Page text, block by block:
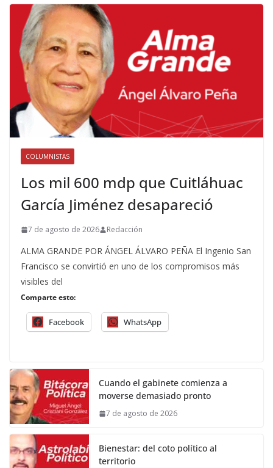
COLUMNISTAS
Los mil 600 mdp que Cuitláhuac
García Jiménez desapareció
7 de agosto de 2026 Redacción
ALMA GRANDE POR ÁNGEL ÁLVARO PEÑA El Ingenio San
Francisco se convirtió en uno de los compromisos más
visibles del
Comparte esto:
Facebook WhatsApp
Cuando el gabinete comienza a
moverse demasiado pronto
7 de agosto de 2026
Bienestar: del coto político al
territorio